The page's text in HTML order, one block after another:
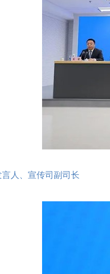
人、宣传司副司长